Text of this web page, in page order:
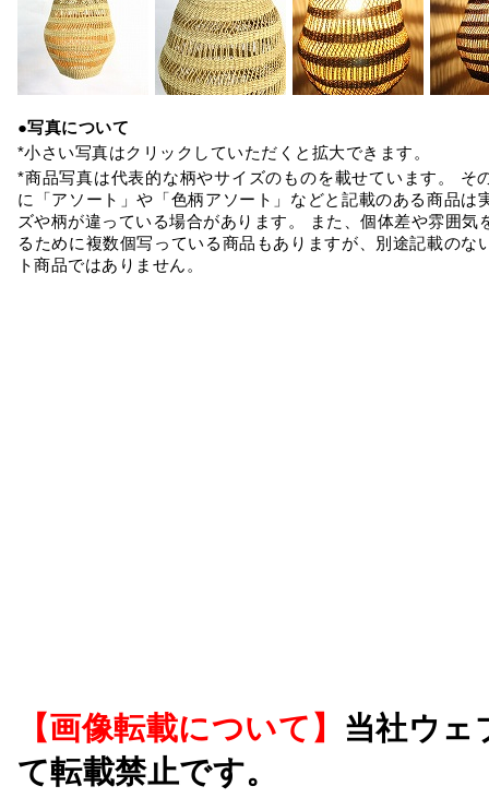
●写真について
*小さい写真はクリックしていただくと拡大できます。
*商品写真は代表的な柄やサイズのものを載せています。 そ
に「アソート」や「色柄アソート」などと記載のある商品は
ズや柄が違っている場合があります。 また、個体差や雰囲気
るために複数個写っている商品もありますが、別途記載のな
ト商品ではありません。
【画像転載について】 当社ウェ
て転載禁止です。